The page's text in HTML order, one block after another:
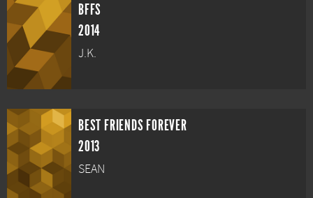
BFFS
2014
J.K.
BEST FRIENDS FOREVER
2013
SEAN